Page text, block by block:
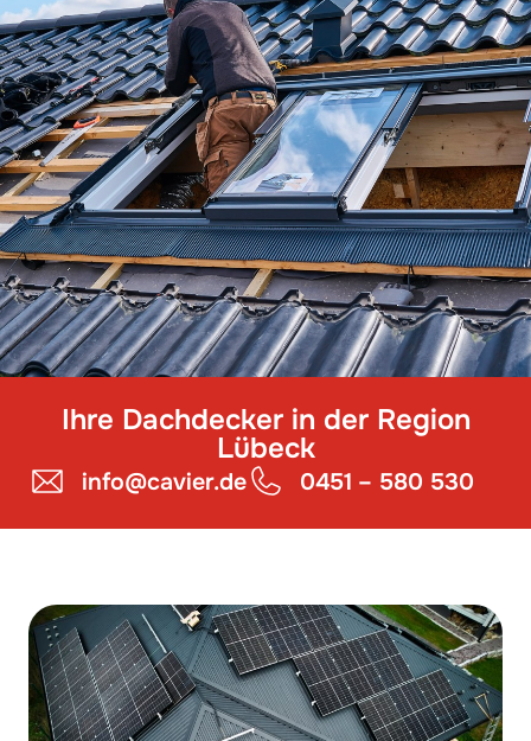
Ihre Dachdecker in der Region
Lübeck
info@cavier.de 0451 – 580 530